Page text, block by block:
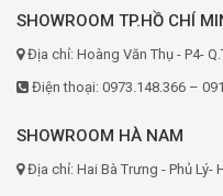
SHOWROOM TP.HỒ CHÍ
Địa chỉ: Hoàng Văn Thụ - P4-
Điện thoại: 0973.148.366 –
SHOWROOM HÀ NAM
Địa chỉ: Hai Bà Trưng - Phủ Lý-